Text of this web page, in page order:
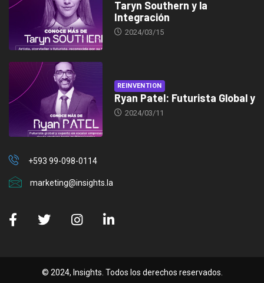
Taryn Southern y la
Integración
2024/03/15
REINVENTION
Ryan Patel: Futurista Global y
2024/03/11
+593 99-098-0114
marketing@insights.la
© 2024, Insights. Todos los derechos reservados.